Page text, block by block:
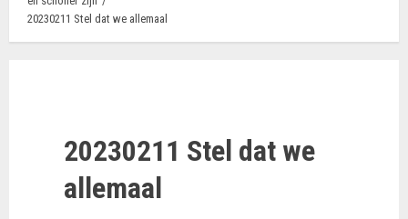
20230211 Stel dat we allemaal
20230211 Stel dat we
allemaal